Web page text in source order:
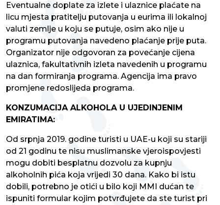
Eventualne doplate za izlete i ulaznice plaćate na
licu mjesta pratitelju putovanja u eurima ili lokalnoj
valuti zemlje u koju se putuje, osim ako nije u
programu putovanja navedeno plaćanje prije puta.
Organizator nije odgovoran za povećanje cijena
ulaznica, fakultativnih izleta navedenih u programu
na dan formiranja programa. Agencija ima pravo
promjene redoslijeda programa.
KONZUMACIJA ALKOHOLA U UJEDINJENIM
EMIRATIMA:
Od srpnja 2019. godine turisti u UAE-u koji su stariji
od 21 godinu te nisu muslimanske vjeroispovjesti
mogu dobiti besplatnu dozvolu za kupnju
alkoholnih pića koja vrijedi 30 dana. Kako bi istu
dobili, potrebno je otići u bilo koji MMI dućan te
ispuniti formular kojim potvrđujete da ste turist pri